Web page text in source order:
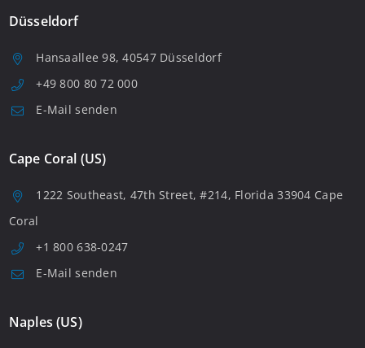
Düsseldorf
Hansaallee 98, 40547 Düsseldorf
+49 800 80 72 000
E-Mail senden
Cape Coral (US)
1222 Southeast, 47th Street, #214, Florida 33904 Cape
Coral
+1 800 638-0247
E-Mail senden
Naples (US)